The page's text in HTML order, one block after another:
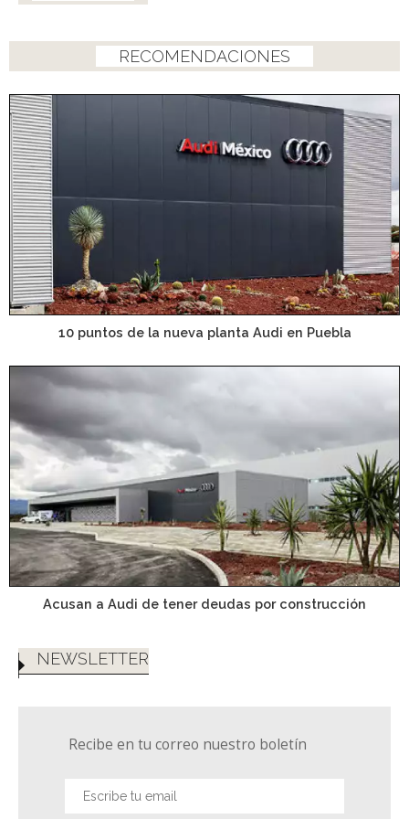
RECOMENDACIONES
10 puntos de la nueva planta Audi en Puebla
Acusan a Audi de tener deudas por construcción
NEWSLETTER
Recibe en tu correo nuestro boletín